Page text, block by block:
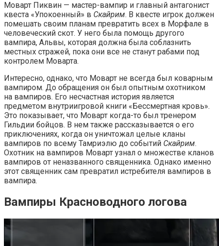
Моварт Пиквин — мастер-вампир и главный антагонист
квеста «Упокоенный» в Скайрим. В квесте игрок должен
помешать своим планам превратить всех в Морфале в
человеческий скот. У него была помощь другого
вампира, Альвы, которая должна была соблазнить
местных стражей, пока они все не станут рабами под
контролем Моварта.
Интересно, однако, что Моварт не всегда был коварным
вампиром. До обращения он был опытным охотником
на вампиров. Его несчастная история является
предметом внутриигровой книги «Бессмертная кровь».
Это показывает, что Моварт когда-то был тренером
Гильдии бойцов. В нем также рассказывается о его
приключениях, когда он уничтожал целые кланы
вампиров по всему Тамриэлю до событий Скайрим.
Охотник на вампиров Моварт узнал о множестве кланов
вампиров от неназванного священника. Однако именно
этот священник сам превратил истребителя вампиров в
вампира.
Вампиры Красноводного логова